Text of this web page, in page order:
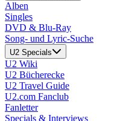
Alben
Singles
DVD & Blu-Ray
Song- und Lyric-Suche
U2 Specials
U2 Wiki
U2 Bücherecke
U2 Travel Guide
U2.com Fanclub
Fanletter
Specials & Interviews